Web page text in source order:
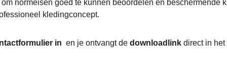
normeisen goed te kunnen beoordelen en
kledingconcept.
in en je ontvangt de downloadlink direct in